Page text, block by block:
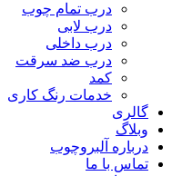
درب تمام چوب
درب لابی
درب داخلی
درب ضد سرقت
کمد
خدمات رنگ کاری
گالری
وبلاگ
درباره آلبروچوب
تماس با ما